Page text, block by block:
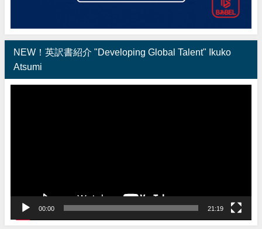
NEW！英訳書紹介 "Developing Global Talent" Ikuko
Atsumi
00:00 21:19